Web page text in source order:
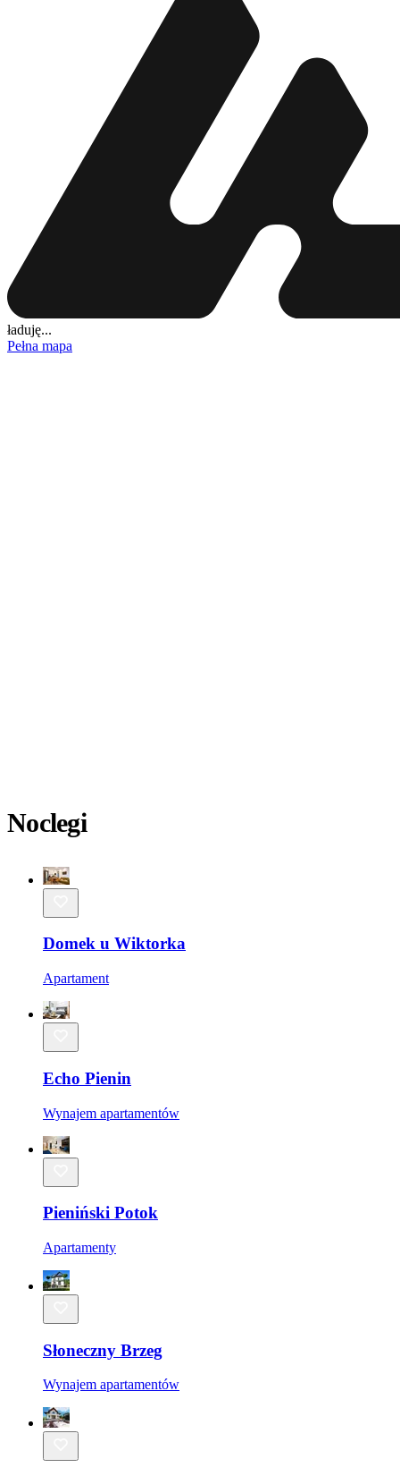
ładuję...
Pełna mapa
Noclegi
Domek u Wiktorka
Apartament
Echo Pienin
Wynajem apartamentów
Pieniński Potok
Apartamenty
Słoneczny Brzeg
Wynajem apartamentów